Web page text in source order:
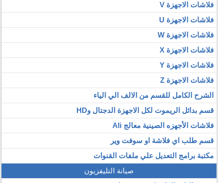
فلاشات الاجهزة V
فلاشات الاجهزة U
فلاشات الاجهزة W
فلاشات الاجهزة X
فلاشات الاجهزة Y
فلاشات الاجهزة Z
الشرح الكامل للقسم من الالف الي الياء
قسم بدائل الريموت لكل الاجهزة الدجتال وHD
فلاشات الأجهزه الصينية معالج Ali
قسم طلب اي فلاشة او سوفت وير
مكتبة برامج التعديل علي ملفات القنوات
صيانة التليفزيون